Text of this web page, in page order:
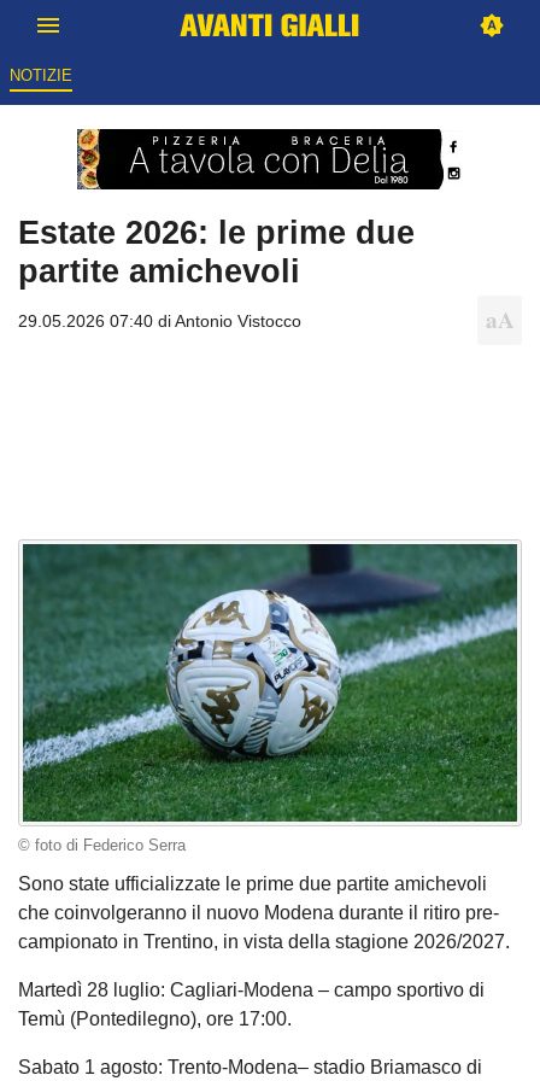
NOTIZIE
Estate 2026: le prime due
partite amichevoli
29.05.2026 07:40 diAntonio Vistocco
© foto di Federico Serra
Sono state ufficializzate le prime due partite amichevoli
che coinvolgeranno il nuovo Modena durante il ritiro pre-
campionato in Trentino, in vista della stagione 2026/2027.
Martedì 28 luglio: Cagliari-Modena – campo sportivo di
Temù (Pontedilegno), ore 17:00.
Sabato 1 agosto: Trento-Modena– stadio Briamasco di